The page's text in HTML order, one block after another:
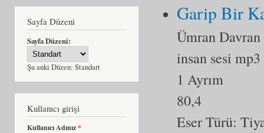
Sayfa Düzeni
Sayfa Düzeni:
Şu anki Düzen: Standart
Kullanıcı girişi
Kullanıcı Adınız*
Garip Bir
Ümran Davran
insan sesi mp3
1 Ayrım
80,4
Eser Türü: